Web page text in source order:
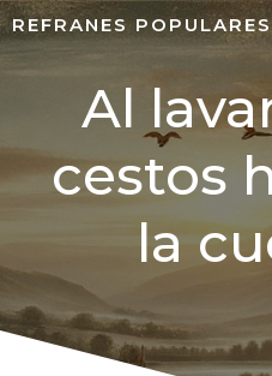
REFRANES POPULARES
Al
cestos
la